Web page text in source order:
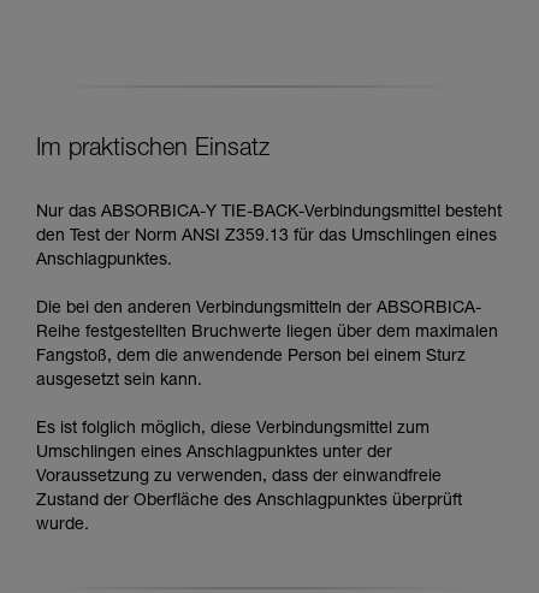
Im praktischen Einsatz
Nur das ABSORBICA-Y TIE-BACK-Verbindungsmittel besteht
den Test der Norm ANSI Z359.13 für das Umschlingen eines
Anschlagpunktes.
Die bei den anderen Verbindungsmitteln der ABSORBICA-
Reihe festgestellten Bruchwerte liegen über dem maximalen
Fangstoß, dem die anwendende Person bei einem Sturz
ausgesetzt sein kann.
Es ist folglich möglich, diese Verbindungsmittel zum
Umschlingen eines Anschlagpunktes unter der
Voraussetzung zu verwenden, dass der einwandfreie
Zustand der Oberfläche des Anschlagpunktes überprüft
wurde.